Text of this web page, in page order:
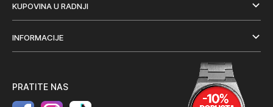
KUPOVINA U RADNJI
INFORMACIJE
PRATITE NAS